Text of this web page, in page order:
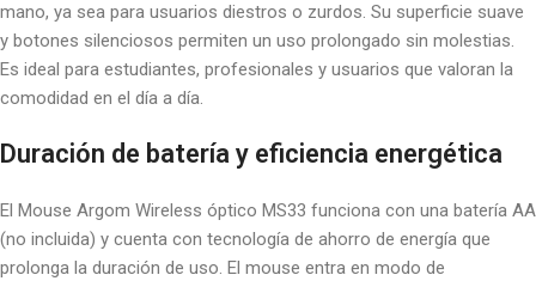
mano, ya sea para usuarios diestros o zurdos. Su superficie suave
y botones silenciosos permiten un uso prolongado sin molestias.
Es ideal para estudiantes, profesionales y usuarios que valoran la
comodidad en el día a día.
Duración de batería y eficiencia energética
El Mouse Argom Wireless óptico MS33 funciona con una batería AA
(no incluida) y cuenta con tecnología de ahorro de energía que
prolonga la duración de uso. El mouse entra en modo de